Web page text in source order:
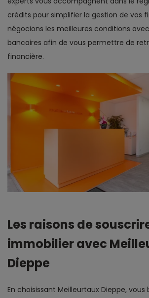
crédits pour simplifier la gestion de vos
négocions les meilleures conditions
bancaires afin de vous permettre de
financière.
Les raisons de
immobilier avec
Dieppe
En choisissant Meilleurtaux Dieppe,